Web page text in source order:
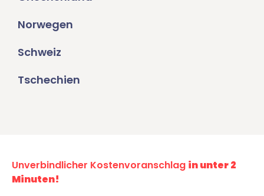
Norwegen
Schweiz
Tschechien
Unverbindlicher Kostenvoranschlag in unter 2
Minuten!